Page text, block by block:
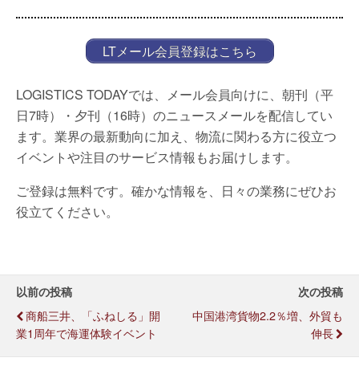
LTメール会員登録はこちら
LOGISTICS TODAYでは、メール会員向けに、朝刊（平
日7時）・夕刊（16時）のニュースメールを配信してい
ます。業界の最新動向に加え、物流に関わる方に役立つ
イベントや注目のサービス情報もお届けします。
ご登録は無料です。確かな情報を、日々の業務にぜひお
役立てください。
以前の投稿
商船三井、「ふねしる」開
業1周年で海運体験イベント
次の投稿
中国港湾貨物2.2％増、外貿も
伸長